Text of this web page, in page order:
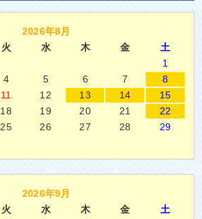
2026年8月
火 水 木 金
土
1
4 5 6 7
8
11 12 13 14
15
18 19 20 21
22
25 26 27 28
29
2026年9月
火 水 木 金
土